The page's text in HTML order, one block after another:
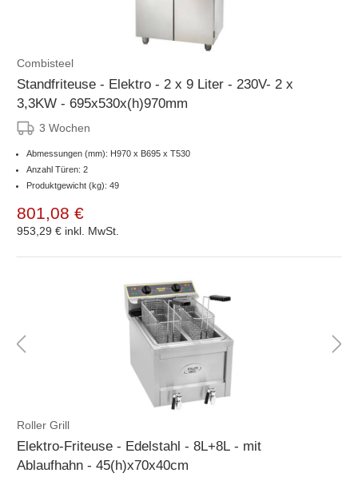
Combisteel
Standfriteuse - Elektro - 2 x 9 Liter - 230V- 2 x
3,3KW - 695x530x(h)970mm
3 Wochen
Abmessungen (mm): H970 x B695 x T530
Anzahl Türen: 2
Produktgewicht (kg): 49
801,08 €
953,29 € inkl. MwSt.
Roller Grill
Elektro-Friteuse - Edelstahl - 8L+8L - mit
Ablaufhahn - 45(h)x70x40cm